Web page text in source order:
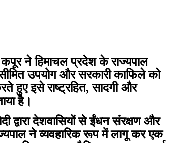
कपूर ने हिमाचल प्रदेश के राज्यपाल
उपयोग और सरकारी काफिले को
हुए इसे राष्ट्रहित, सादगी और
है।
द्वारा देशवासियों से ईंधन संरक्षण और
ने व्यवहारिक रूप में लागू कर एक